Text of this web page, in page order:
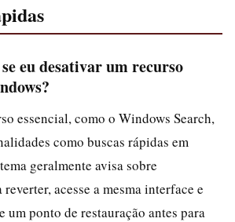
eu desativar um recurso
essencial, como o Windows Search,
como buscas rápidas em
geralmente avisa sobre
acesse a mesma interface e
um ponto de restauração antes para